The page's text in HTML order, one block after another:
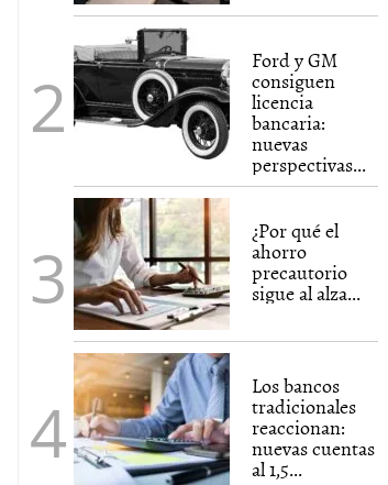
Ford y GM
consiguen
licencia
bancaria:
nuevas
perspectivas...
¿Por qué el
ahorro
precautorio
sigue al alza...
Los bancos
tradicionales
reaccionan:
nuevas cuentas
al 1,5...